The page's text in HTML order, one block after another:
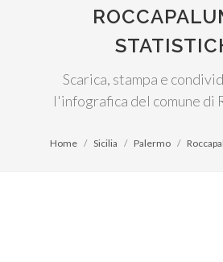
Scarica, stampa e
l'infografica del comune di
Home Sicilia Palermo